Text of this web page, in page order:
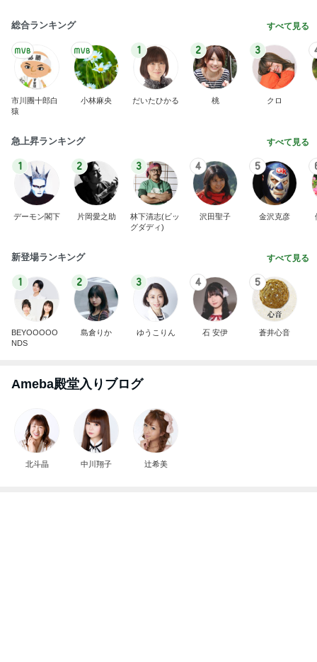
総合ランキング すべて見る
市川團十郎白
猿
小林麻央
1
だいたひかる
2
桃
3
クロ
急上昇ランキング すべて見る
1
デーモン閣下
2
片岡愛之助
3
林下清志(ビッ
グダディ)
4
沢田聖子
5
金沢克彦
新登場ランキング すべて見る
1
BEYOOOOO
NDS
2
島倉りか
3
ゆうこりん
4
石 安伊
5
蒼井心音
Ameba殿堂入りブログ
北斗晶 中川翔子 辻希美